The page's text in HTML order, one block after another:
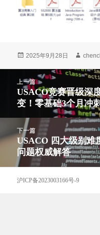
发
2025年9月28日
作
上一篇
上
篇
章：
USACO竞赛晋级深
变！零基础3个月冲
下一篇
下
篇
文
章：
USACO 四大级别难
问题权威解答
沪ICP备2023003166号-9